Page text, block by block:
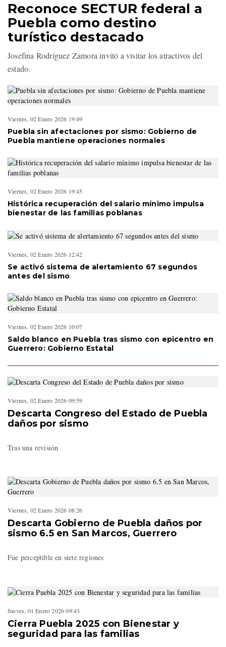
Reconoce SECTUR federal a
Puebla como destino
turístico destacado
Josefina Rodríguez Zamora invitó a visitar los atractivos del
estado.
Viernes, 02 Enero 2026 19:49
Puebla sin afectaciones por sismo: Gobierno de
Puebla mantiene operaciones normales
Viernes, 02 Enero 2026 19:45
Histórica recuperación del salario mínimo impulsa
bienestar de las familias poblanas
Viernes, 02 Enero 2026 12:42
Se activó sistema de alertamiento 67 segundos
antes del sismo
Viernes, 02 Enero 2026 10:07
Saldo blanco en Puebla tras sismo con epicentro en
Guerrero: Gobierno Estatal
Viernes, 02 Enero 2026 09:59
Descarta Congreso del Estado de Puebla
daños por sismo
Tras una revisión
Viernes, 02 Enero 2026 08:26
Descarta Gobierno de Puebla daños por
sismo 6.5 en San Marcos, Guerrero
Fue perceptible en siete regiones
Jueves, 01 Enero 2026 09:43
Cierra Puebla 2025 con Bienestar y
seguridad para las familias